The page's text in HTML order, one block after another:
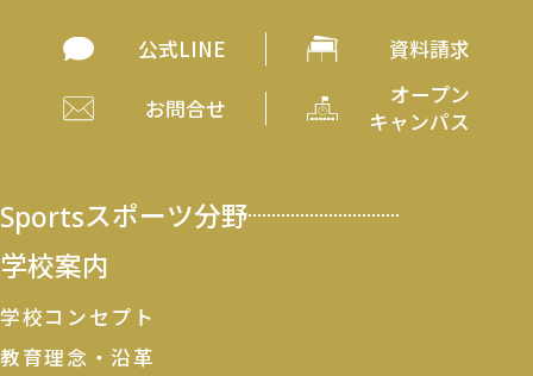
公式LINE 資料請求
お問合せ
オープン
キャンパス
Sportsスポーツ分野
学校案内
学校コンセプト
教育理念・沿革